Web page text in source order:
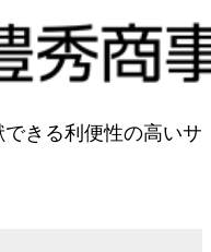
きる利便性の高いサ